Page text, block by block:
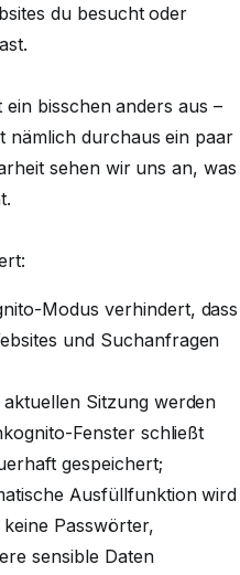
du besucht oder
bisschen anders aus –
nämlich durchausein paar
sehen wir uns an, was
Modus verhindert, dass
und Suchanfragen
Sitzung werden
Fenster schließt
gespeichert;
Ausfüllfunktion wird
Passwörter,
sensible Daten